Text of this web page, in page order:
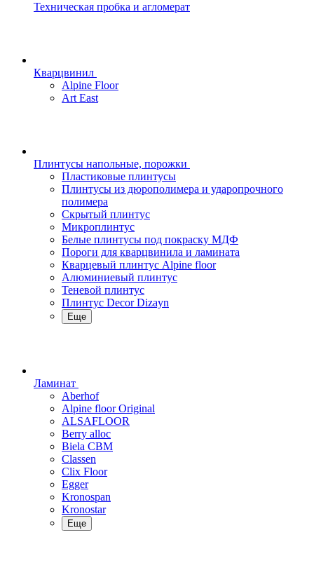
Техническая пробка и агломерат
Кварцвинил
Alpine Floor
Art East
Плинтусы напольные, порожки
Пластиковые плинтусы
Плинтусы из дюрополимера и ударопрочного
полимера
Скрытый плинтус
Микроплинтус
Белые плинтусы под покраску МДФ
Пороги для кварцвинила и ламината
Кварцевый плинтус Alpine floor
Алюминиевый плинтус
Теневой плинтус
Плинтус Decor Dizayn
Еще
Ламинат
Aberhof
Alpine floor Original
ALSAFLOOR
Berry alloc
Biela CBM
Classen
Clix Floor
Egger
Kronospan
Kronostar
Еще